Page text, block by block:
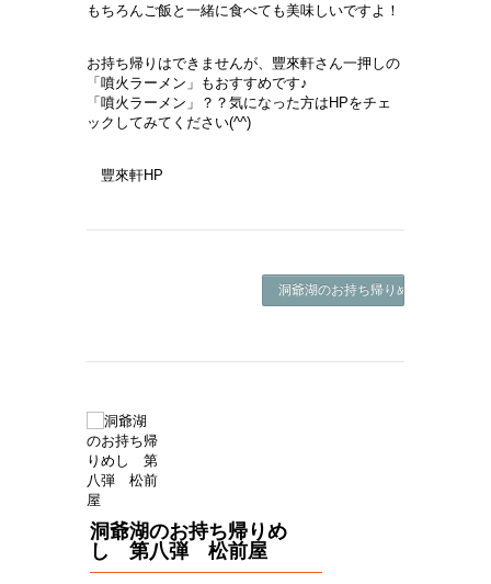
もちろんご飯と一緒に食べても美味しいですよ！
お持ち帰りはできませんが、豐來軒さん一押しの
「噴火ラーメン」もおすすめです♪
「噴火ラーメン」？？気になった方はHPをチェ
ックしてみてください(^^)
豐來軒HP
洞爺湖のお持ち帰りめし 第八弾
洞爺湖のお持ち帰りめ
し 第八弾 松前屋